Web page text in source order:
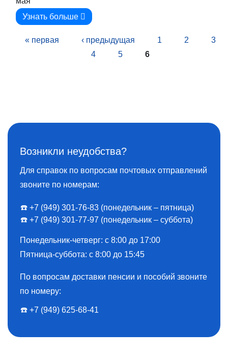
Узнать больше
« первая ‹ предыдущая 1 2
3
4
5 6
Возникли неудобства?
Для справок по вопросам почтовых отправлений
звоните по номерам:
☎️ +7 (949) 301-76-83 (понедельник – пятница)
☎️ +7 (949) 301-77-97 (понедельник – суббота)
Понедельник-четверг: с 8:00 до 17:00
Пятница-суббота: с 8:00 до 15:45
По вопросам доставки пенсии и пособий звоните
по номеру:
☎️ ️+7 (949) 625-68-41